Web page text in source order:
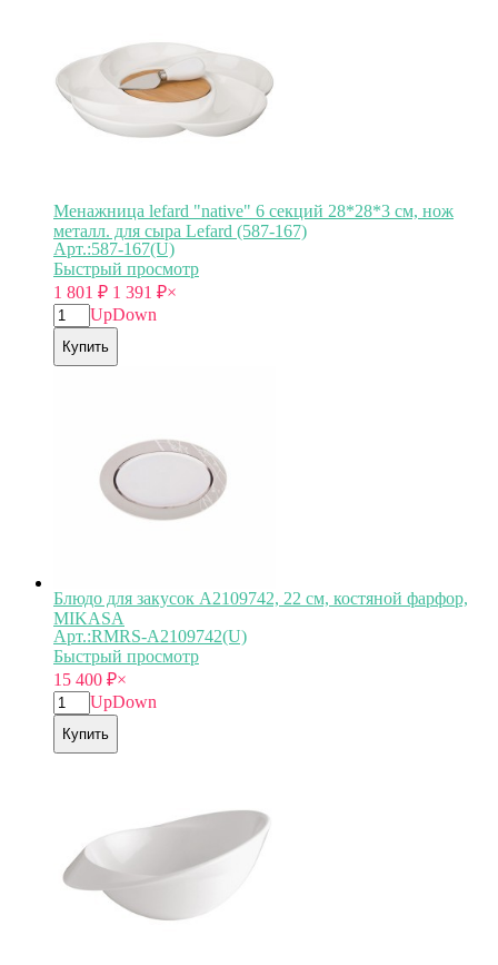
Менажница lefard "native" 6 секций 28*28*3 см, нож
металл. для сыра Lefard (587-167)
Арт.:587-167(U)
Быстрый просмотр
1 801 ₽ 1 391 ₽×
UpDown
Купить
Блюдо для закусок A2109742, 22 см, костяной фарфор,
MIKASA
Арт.:RMRS-A2109742(U)
Быстрый просмотр
15 400 ₽×
UpDown
Купить